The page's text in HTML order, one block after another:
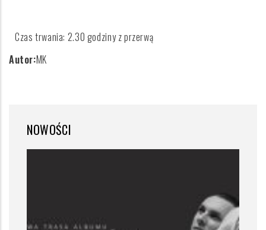
Czas trwania: 2.30 godziny z przerwą
Autor:MK
NOWOŚCI